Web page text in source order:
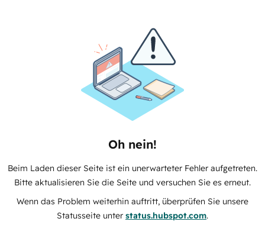
Oh nein!
Beim Laden dieser Seite ist ein unerwarteter Fehler aufgetreten.
Bitte aktualisieren Sie die Seite und versuchen Sie es erneut.
Wenn das Problem weiterhin auftritt, überprüfen Sie unsere
Statusseite unter status.hubspot.com.